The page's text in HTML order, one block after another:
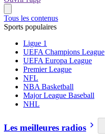
Tous les contenus
Sports populaires
Ligue 1
UEFA Champions League
UEFA Europa League
Premier League
NFL
NBA Basketball
Major League Baseball
NHL
Les meilleures radios